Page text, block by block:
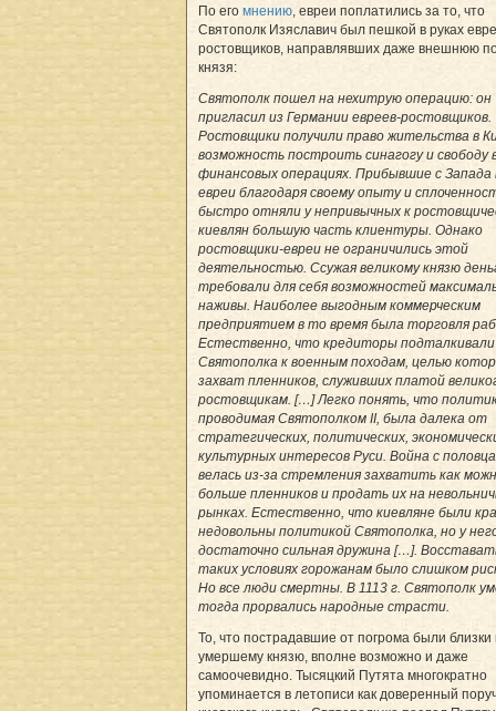
По его мнению, евреи поплатились за то, что
Святополк Изяславич был пешкой в руках
ростовщиков, направлявших даже внешнюю
князя:
Святополк пошел на нехитрую операцию: он
пригласил из Германии евреев-ростовщиков.
Ростовщики получили право жительства в
возможность построить синагогу и свободу
финансовых операциях. Прибывшие с Запада
евреи благодаря своему опыту и
быстро отняли у непривычных к
киевлян большую часть клиентуры. Однако
ростовщики-евреи не ограничились этой
деятельностью. Ссужая великому князю
требовали для себя возможностей
наживы. Наиболее выгодным коммерческим
предприятием в то время была торговля
Естественно, что кредиторы подталкивали
Святополка к военным походам, целью
захват пленников, служивших платой
ростовщикам. […] Легко понять, что
проводимая Святополком II, была далека от
стратегических, политических,
культурных интересов Руси. Война с
велась из-за стремления захватить как
больше пленников и продать их на
рынках. Естественно, что киевляне были
недовольны политикой Святополка, но у
достаточно сильная дружина […].
таких условиях горожанам было слишком
Но все люди смертны. В 1113 г. Святополк
тогда прорвались народные страсти.
То, что пострадавшие от погрома были близки
умершему князю, вполне возможно и даже
самоочевидно. Тысяцкий Путята многократно
упоминается в летописи как доверенный